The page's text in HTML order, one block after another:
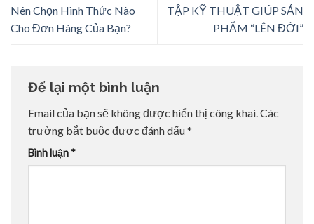
Nên Chọn Hình Thức Nào
Cho Đơn Hàng Của Bạn?
TẬP KỸ THUẬT GIÚP SẢN
PHẨM “LÊN ĐỜI”
Để lại một bình luận
Email của bạn sẽ không được hiển thị công khai.Các
trường bắt buộc được đánh dấu*
Bình luận *